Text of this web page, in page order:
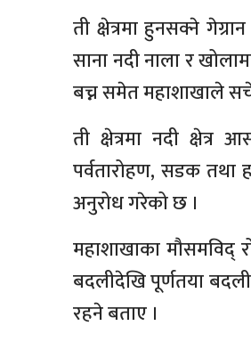
ती क्षेत्रमा हुनसक्ने
साना नदी नाला र
बच्न समेत महाशाखाले
ती क्षेत्रमा नदी क्षेत्र
पर्वतारोहण, सडक तथा
अनुरोध गरेको छ ।
महाशाखाका मौसमविद्
बदलीदेखि पूर्णतया
रहने बताए ।